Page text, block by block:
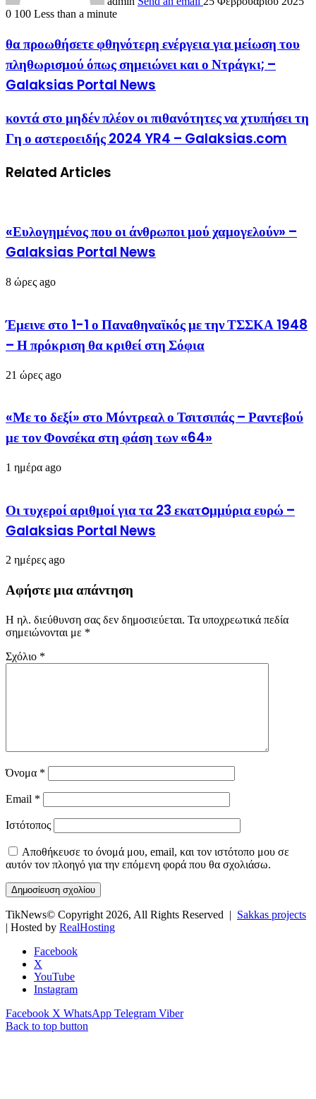
0 100 Less than a minute
θα προωθήσετε φθηνότερη ενέργεια για μείωση του
πληθωρισμού όπως σημειώνει και ο Ντράγκι; –
Galaksias Portal News
κοντά στο μηδέν πλέον οι πιθανότητες να χτυπήσει τη
Γη ο αστεροειδής 2024 YR4 – Galaksias.com
Related Articles
«Ευλογημένος που οι άνθρωποι μού χαμογελούν» –
Galaksias Portal News
8 ώρες ago
Έμεινε στο 1-1 ο Παναθηναϊκός με την ΤΣΣΚΑ 1948
– Η πρόκριση θα κριθεί στη Σόφια
21 ώρες ago
«Με το δεξί» στο Μόντρεαλ ο Τσιτσιπάς – Ραντεβού
με τον Φονσέκα στη φάση των «64»
1 ημέρα ago
Οι τυχεροί αριθμοί για τα 23 εκατoμμύρια ευρώ –
Galaksias Portal News
2 ημέρες ago
Αφήστε μια απάντηση
Η ηλ. διεύθυνση σας δεν δημοσιεύεται. Τα υποχρεωτικά πεδία
σημειώνονται με *
Σχόλιο *
Όνομα *
Email *
Ιστότοπος
Αποθήκευσε το όνομά μου, email, και τον ιστότοπο μου σε
αυτόν τον πλοηγό για την επόμενη φορά που θα σχολιάσω.
TikNews© Copyright 2026, All Rights Reserved | Sakkas projects
| Hosted by RealHosting
Facebook
X
YouTube
Instagram
Facebook X WhatsApp Telegram Viber
Back to top button